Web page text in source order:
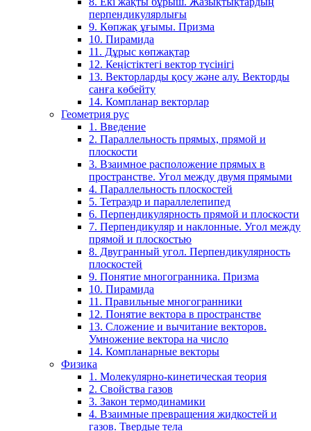
перпендикулярлығы
9. Көпжақ ұғымы. Призма
10. Пирамида
11. Дұрыс көпжақтар
12. Кеңістіктегі вектор түсінігі
13. Векторларды қосу және алу. Векторды
санға көбейту
14. Компланар векторлар
Геометрия рус
1. Введение
2. Параллельность прямых, прямой и
плоскости
3. Взаимное расположение прямых в
пространстве. Угол между двумя прямыми
4. Параллельность плоскостей
5. Тетраэдр и параллелепипед
6. Перпендикулярность прямой и плоскости
7. Перпендикуляр и наклонные. Угол между
прямой и плоскостью
8. Двугранный угол. Перпендикулярность
плоскостей
9. Понятие многогранника. Призма
10. Пирамида
11. Правильные многогранники
12. Понятие вектора в пространстве
13. Сложение и вычитание векторов.
Умножение вектора на число
14. Компланарные векторы
Физика
1. Молекулярно-кинетическая теория
2. Свойства газов
3. Закон термодинамики
4. Взаимные превращения жидкостей и
газов. Твердые тела